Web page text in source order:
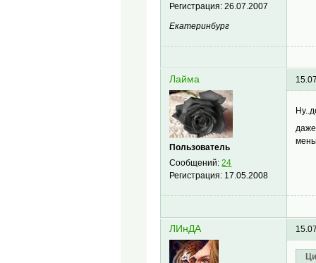
Регистрация:26.07.2007
Екатеринбург
Лайма
Пользователь
Сообщений:24
Регистрация: 17.05.2008
ЛИнДА